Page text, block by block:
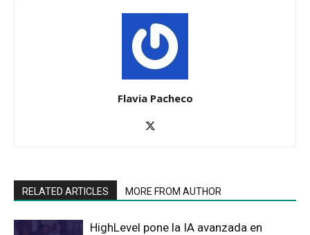
Flavia Pacheco
RELATED ARTICLES MORE FROM AUTHOR
HighLevel pone la IA avanzada en